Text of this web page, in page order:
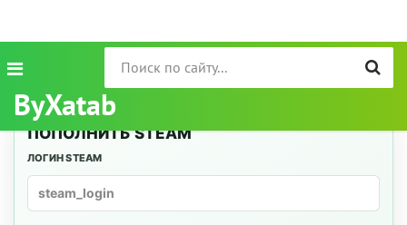
ByXatab
ПОПОЛНИТЬ STEAM
ЛОГИН STEAM